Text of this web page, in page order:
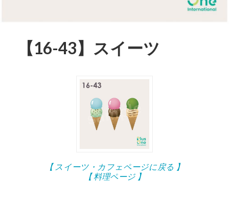
【16-43】スイーツ
【 スイーツ・カフェページに戻る 】
【 料理ページ 】